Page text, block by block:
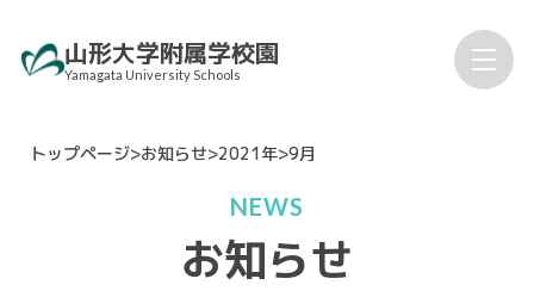
to
山形大学附属学校園
Yamagata University Schools
トップページ>お知らせ>2021年>9月
NEWS
お知らせ